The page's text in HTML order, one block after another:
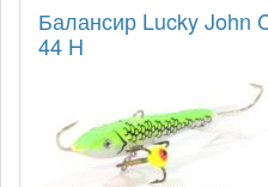
Балансир Lucky John
44 H